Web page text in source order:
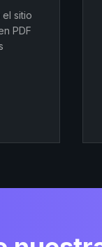
sitio
PDF